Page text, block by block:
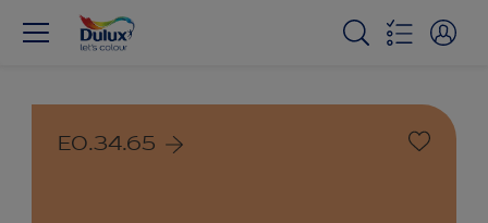
E0.34.65